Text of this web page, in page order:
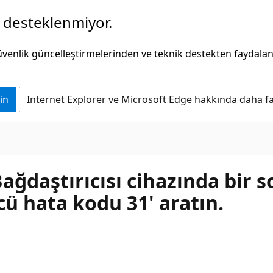
desteklenmiyor.
güncelleştirmelerinden ve teknik destekten
Internet Explorer ve Microsoft Edge hakkında daha
cihazında bir
hata kodu 31' aratın.